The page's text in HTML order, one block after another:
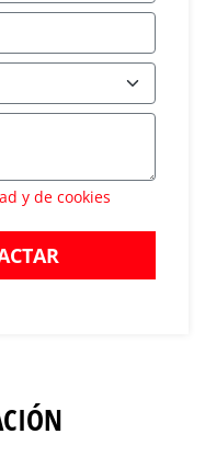
y de cookies